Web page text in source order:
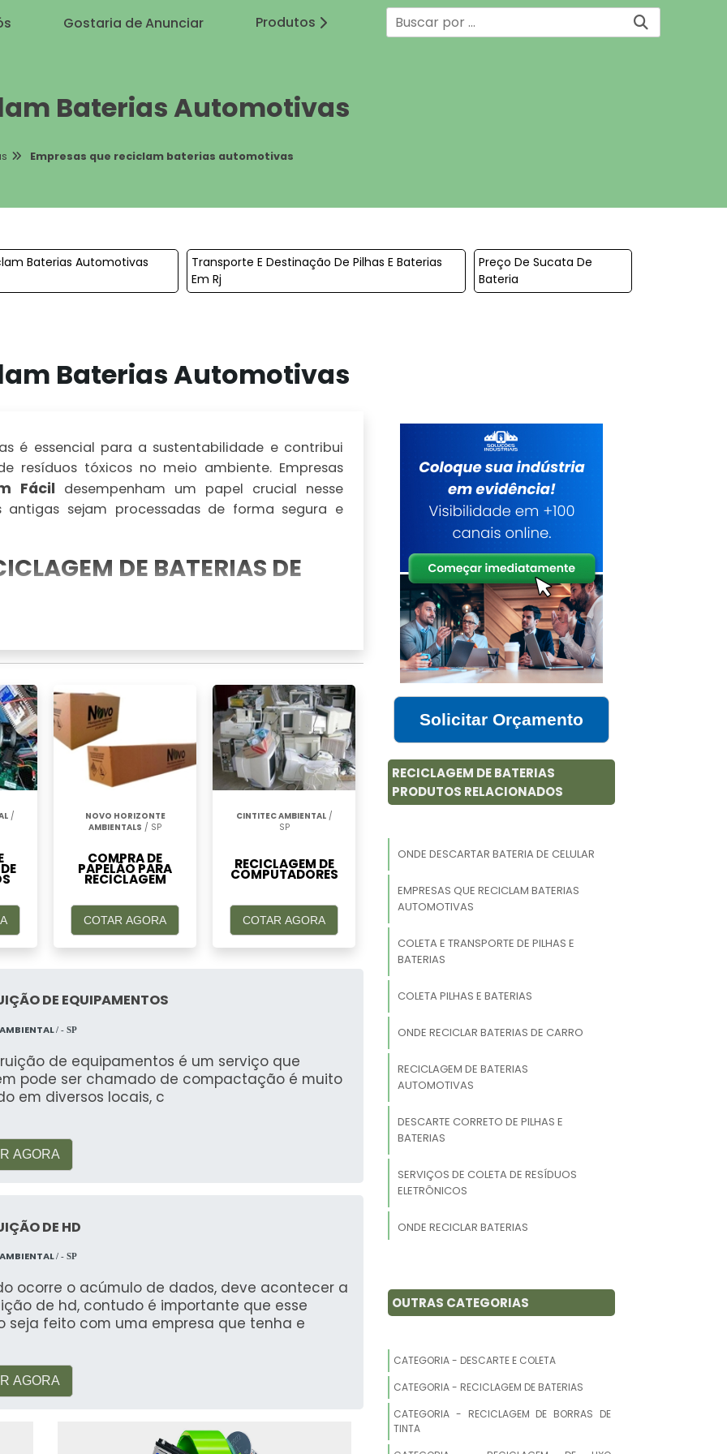
Gostaria de Anunciar Produtos
Baterias Automotivas
Empresas que reciclam baterias automotivas
Baterias Automotivas
Transporte E Destinação De Pilhas E Baterias
Em Rj
Preço De Sucata De
Bateria
Baterias Automotivas
é essencial para a sustentabilidade e contribui
resíduos tóxicos no meio ambiente. Empresas
Fácil desempenham um papel crucial nesse
antigas sejam processadas de forma segura e
DE BATERIAS DE
produtos mais recicláveis do mundo, com a
quase sua totalidade. Isso não apenas reduz o
recursos naturais e energia.
DE BATERIAS
desmontagem, separação de componentes
chumbo, plástico e ácido. Esses materiais são
ou outros produtos.
SETOR
empresas que reciclam baterias automotivas no
e garantimos que cada bateria seja
de baterias.
DE BATERIAS
extração de novos recursos.
ambiental por elementos tóxicos.
a reciclagem de baterias é mais
Alternativas como o reuso e reciclagem de
por empresas como aEnergy Source, que
de lítio.
/
NOVO HORIZONTE
AMBIENTALS / SP
COMPRA DE
PAPELÃO PARA
RECICLAGEM
COTAR AGORA
CINTITEC AMBIENTAL/
SP
RECICLAGEM DE
COMPUTADORES
COTAR AGORA
DE EQUIPAMENTOS
/ - SP
de equipamentos é um serviço que
pode ser chamado de compactação é muito
em diversos locais, c
AGORA
DE HD
/ - SP
ocorre o acúmulo de dados, deve acontecer a
de hd, contudo é importante que esse
seja feito com uma empresa que tenha e
AGORA
Solicitar Orçamento
RECICLAGEM DE BATERIAS
PRODUTOS RELACIONADOS
ONDE DESCARTAR BATERIA DE CELULAR
EMPRESAS QUE RECICLAM BATERIAS
AUTOMOTIVAS
COLETA E TRANSPORTE DE PILHAS E
BATERIAS
COLETA PILHAS E BATERIAS
ONDE RECICLAR BATERIAS DE CARRO
RECICLAGEM DE BATERIAS
AUTOMOTIVAS
DESCARTE CORRETO DE PILHAS E
BATERIAS
SERVIÇOS DE COLETA DE RESÍDUOS
ELETRÔNICOS
ONDE RECICLAR BATERIAS
ELETRÔNICA EM SP
COLETA DE ELETRÔNICOS EM MG
COLETA E TRANSPORTE DE RESÍDUO
OUTRAS CATEGORIAS
CATEGORIA - DESCARTE E COLETA
CATEGORIA - RECICLAGEM DE BATERIAS
CATEGORIA - RECICLAGEM DE BORRAS DE
TINTA